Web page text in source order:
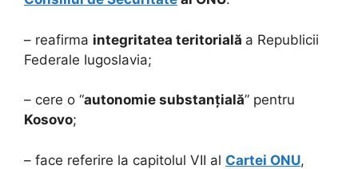
– reafirma integritatea teritorială a Republicii
Federale Iugoslavia;
– cere o “autonomie substanțială” pentru
Kosovo;
– face referire la capitolul VII al Cartei ONU,